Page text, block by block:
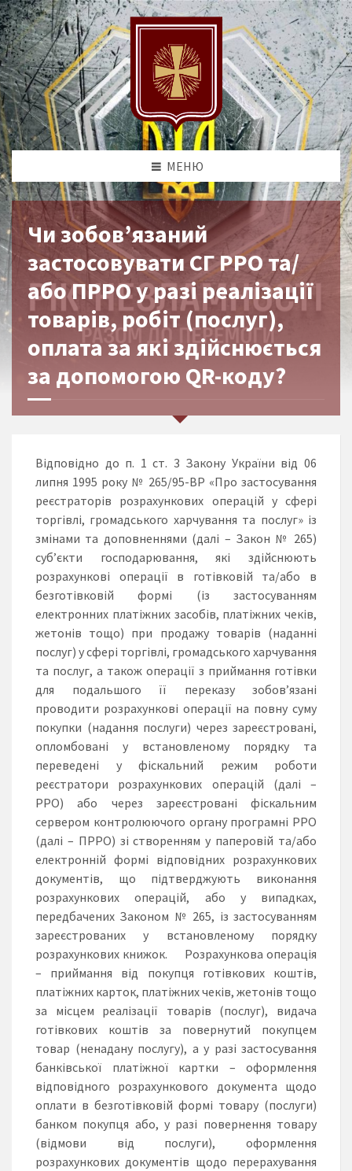
МЕНЮ
Чи зобов’язаний
застосовувати СГ РРО та/
або ПРРО у разі реалізації
товарів, робіт (послуг),
оплата за які здійснюється
за допомогою QR-коду?
Відповідно до п. 1 ст. 3 Закону України від 06
липня 1995 року № 265/95-ВР «Про застосування
реєстраторів розрахункових операцій у сфері
торгівлі, громадського харчування та послуг» із
змінами та доповненнями (далі – Закон № 265)
суб’єкти господарювання, які здійснюють
розрахункові операції в готівковій та/або в
безготівковій формі (із застосуванням
електронних платіжних засобів, платіжних чеків,
жетонів тощо) при продажу товарів (наданні
послуг) у сфері торгівлі, громадського харчування
та послуг, а також операції з приймання готівки
для подальшого її переказу зобов’язані
проводити розрахункові операції на повну суму
покупки (надання послуги) через зареєстровані,
опломбовані у встановленому порядку та
переведені у фіскальний режим роботи
реєстратори розрахункових операцій (далі –
РРО) або через зареєстровані фіскальним
сервером контролюючого органу програмні РРО
(далі – ПРРО) зі створенням у паперовій та/або
електронній формі відповідних розрахункових
документів, що підтверджують виконання
розрахункових операцій, або у випадках,
передбачених Законом № 265, із застосуванням
зареєстрованих у встановленому порядку
розрахункових книжок. Розрахункова операція
– приймання від покупця готівкових коштів,
платіжних карток, платіжних чеків, жетонів тощо
за місцем реалізації товарів (послуг), видача
готівкових коштів за повернутий покупцем
товар (ненадану послугу), а у разі застосування
банківської платіжної картки – оформлення
відповідного розрахункового документа щодо
оплати в безготівковій формі товару (послуги)
банком покупця або, у разі повернення товару
(відмови від послуги), оформлення
розрахункових документів щодо перерахування